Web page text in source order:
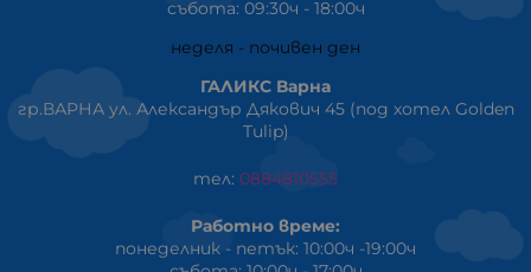
събота: 09:30ч - 18:00ч
неделя - почивен ден
ГАЛИКС Варна
гр.ВАРНА ул. Александър Дякович 45 (под хотел Golden
Tulip)
тел: 0884810555
Работно време:
понеделник - петък: 10:00ч -19:00ч